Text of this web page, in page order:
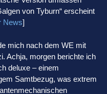
von Tyburn“ erscheint
News]
mich nach dem WE mit
Achja, morgen berichte ich
deluxe – einem
Samtbezug, was extrem